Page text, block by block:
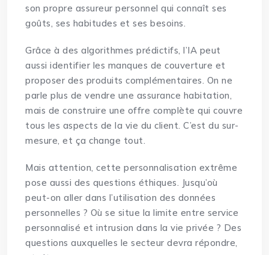
son propre assureur personnel qui connaît ses
goûts, ses habitudes et ses besoins.
Grâce à des algorithmes prédictifs, l’IA peut
aussi identifier les manques de couverture et
proposer des produits complémentaires. On ne
parle plus de vendre une assurance habitation,
mais de construire une offre complète qui couvre
tous les aspects de la vie du client. C’est du sur-
mesure, et ça change tout.
Mais attention, cette personnalisation extrême
pose aussi des questions éthiques. Jusqu’où
peut-on aller dans l’utilisation des données
personnelles ? Où se situe la limite entre service
personnalisé et intrusion dans la vie privée ? Des
questions auxquelles le secteur devra répondre,